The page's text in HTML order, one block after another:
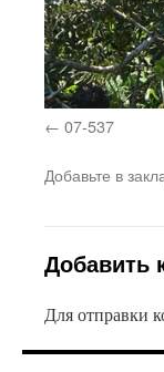
07-537
Добавьте в
Добавить
Для отправки